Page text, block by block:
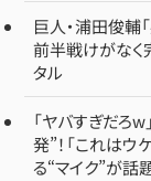
巨人・浦田俊輔
前半戦けがなく
タル
「ヤバすぎだろ
発”！「これはウ
る“マイク”が話